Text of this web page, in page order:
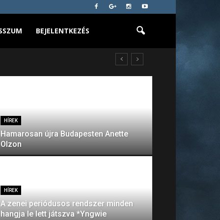
BEJELENTKEZÉS
HÍREK
Hamarosan újra Budapesten Anette
Olzon
HÍREK
A zenei periódusos rendszer minden
hangja le lett játszva *Yngwie